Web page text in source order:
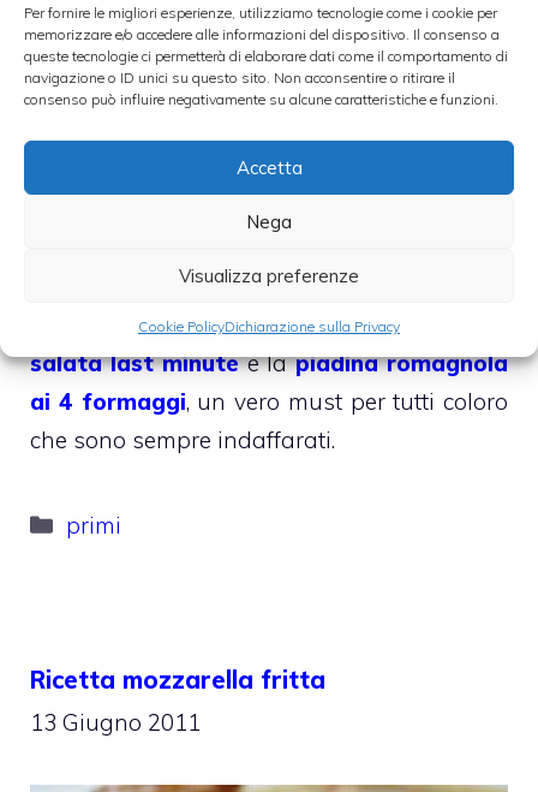
Per fornire le migliori esperienze, utilizziamo tecnologie come i cookie per
memorizzare e/o accedere alle informazioni del dispositivo. Il consenso a
queste tecnologie ci permetterà di elaborare dati come il comportamento di
navigazione o ID unici su questo sito. Non acconsentire o ritirare il
consenso può influire negativamente su alcune caratteristiche e funzioni.
Accetta
Nega
Visualizza preferenze
Cookie PolicyDichiarazione sulla Privacy
Lapasta alla norcinaè un tipico piatto
Umbro che si prepara con salsiccia e panna,
anche se esistono ormai diverse varianti di
Questo primo piatto è abbastanza semplice
da preparare e per questo potrebbe
nostre ricette veloci insieme alle
croccanti con mousse di tonno, la
salata last minutee lapiadina romagnola
ai 4 formaggi, un vero must per tutti coloro
che sono sempre indaffarati.
Categorie
primi
Ricetta mozzarella fritta
13 Giugno 2011